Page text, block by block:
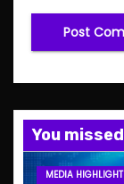
You missed
MEDIA HIGHLIGHT